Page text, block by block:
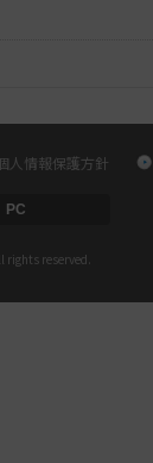
人情報保護方針
PC
rights reserved.